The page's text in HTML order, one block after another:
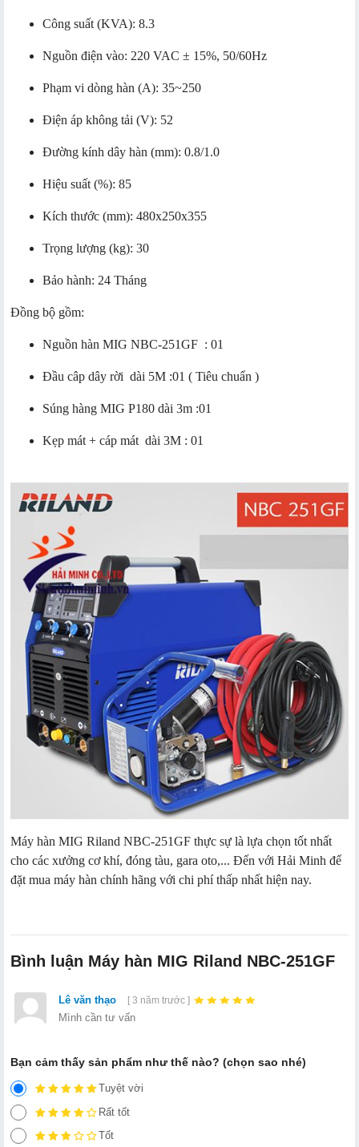
Công suất (KVA): 8.3
Nguồn điện vào: 220 VAC ± 15%, 50/60Hz
Phạm vi dòng hàn (A): 35~250
Điện áp không tải (V): 52
Đường kính dây hàn (mm): 0.8/1.0
Hiệu suất (%): 85
Kích thước (mm): 480x250x355
Trọng lượng (kg): 30
Bảo hành: 24 Tháng
Đồng bộ gồm:
Nguồn hàn MIG NBC-251GF : 01
Đầu câp dây rời dài 5M :01 ( Tiêu chuẩn )
Súng hàng MIG P180 dài 3m :01
Kẹp mát + cáp mát dài 3M : 01
Máy hàn MIG Riland NBC-251GF thực sự là lựa chọn tốt nhất
cho các xưởng cơ khí, đóng tàu, gara oto,... Đến với Hải Minh để
đặt mua máy hàn chính hãng với chi phí thấp nhất hiện nay.
Bình luận Máy hàn MIG Riland NBC-251GF
Lê văn thạo [ 3 năm trước ]
Mình cần tư vấn
Bạn cảm thấy sản phẩm như thế nào? (chọn sao nhé)
Tuyệt vời
Rất tốt
Tốt